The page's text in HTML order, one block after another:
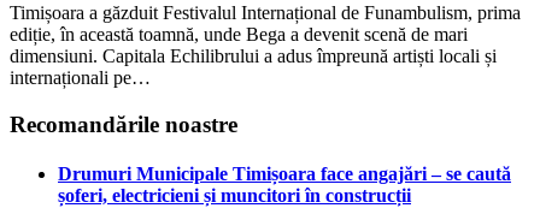
Timișoara a găzduit Festivalul Internațional de Funambulism, prima
ediție, în această toamnă, unde Bega a devenit scenă de mari
dimensiuni. Capitala Echilibrului a adus împreună artiști locali și
internaționali pe…
Recomandările noastre
Drumuri Municipale Timișoara face angajări – se caută
șoferi, electricieni și muncitori în construcții